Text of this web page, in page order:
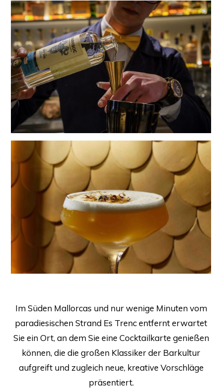
Im Süden Mallorcas und nur wenige Minuten vom
paradiesischen Strand Es Trenc entfernt erwartet
Sie ein Ort, an dem Sie eine Cocktailkarte genießen
können, die die großen Klassiker der Barkultur
aufgreift und zugleich neue, kreative Vorschläge
präsentiert.